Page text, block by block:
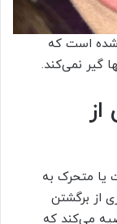
شده است که
گیر نمی‌کند.
یا متحرک به
از برگشتن
می‌کند که